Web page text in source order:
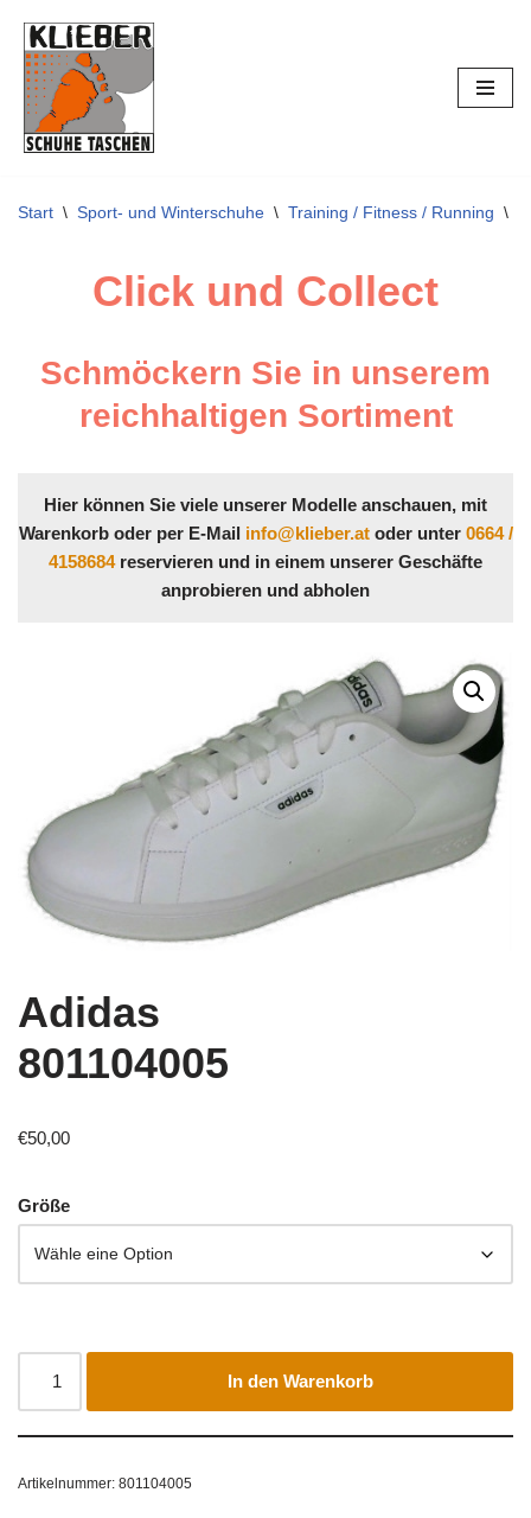
Zum
Inhalt
springen
Start \ Sport- und Winterschuhe \ Training / Fitness / Running \
Click und Collect
Schmöckern Sie in unserem
reichhaltigen Sortiment
Hier können Sie viele unserer Modelle anschauen, mit
Warenkorb oder per E-Mail info@klieber.atoder unter 0664 /
4158684reservieren und in einem unserer Geschäfte
anprobieren und abholen
Adidas
801104005
€50,00
Größe
In den Warenkorb
Artikelnummer: 801104005